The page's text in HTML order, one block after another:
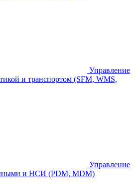
Управление
и транспортом (SFM, WMS,
Управление
и НСИ (PDM, MDM)